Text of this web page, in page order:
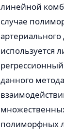
линейной
случае
артериального
используется
данного
полиморфных